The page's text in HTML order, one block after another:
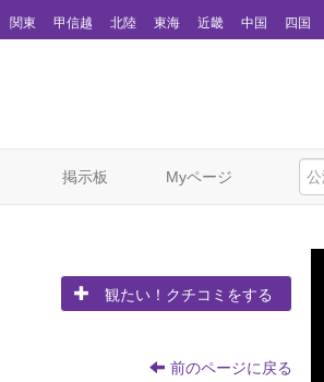
関東 甲信越 北陸 東海 近畿 中国 四国
掲示板 Myページ
観たい！クチコミをする
前のページに戻る